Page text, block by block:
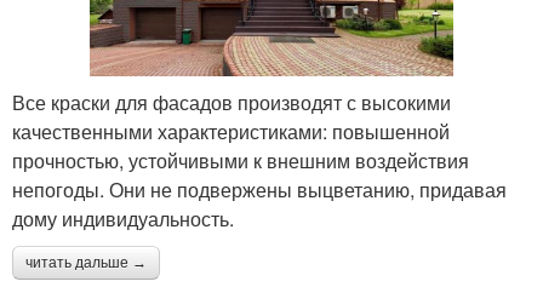
Все краски для фасадов производят с высокими
качественными характеристиками: повышенной
прочностью, устойчивыми к внешним воздействия
непогоды. Они не подвержены выцветанию, придавая
дому индивидуальность.
читать дальше →